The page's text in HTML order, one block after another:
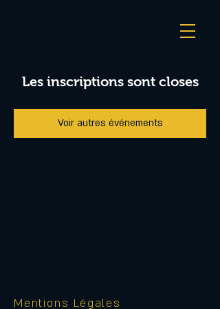
Les inscriptions sont closes
Voir autres événements
Mentions Légales